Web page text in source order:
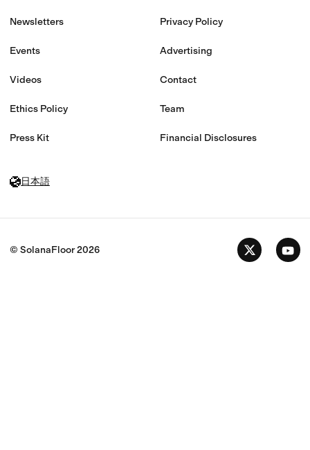
Newsletters
Events
Videos
Ethics Policy
Press Kit
Privacy Policy
Advertising
Contact
Team
Financial Disclosures
日本語
© SolanaFloor2026